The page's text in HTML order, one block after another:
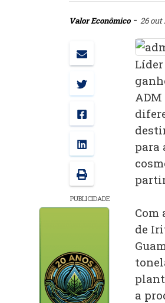
Valor Econômico- 26 out
PUBLICIDADE
para
Com
de
a